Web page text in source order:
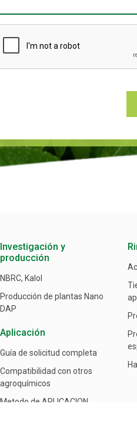
Investigación y
producción
NBRC, Kalol
Producción de plantas Nano
DAP
Aplicación
Guía de solicitud completa
Compatibilidad con otros
agroquímicos
Metodo de APLICACION